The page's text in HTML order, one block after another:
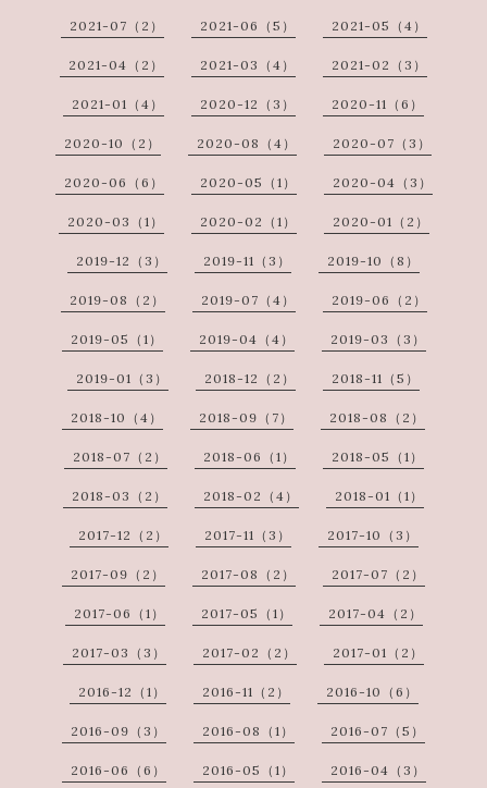
2021-07（2） 2021-06（5） 2021-05（4）
2021-04（2） 2021-03（4） 2021-02（3）
2021-01（4） 2020-12（3） 2020-11（6）
2020-10（2） 2020-08（4） 2020-07（3）
2020-06（6） 2020-05（1） 2020-04（3）
2020-03（1） 2020-02（1） 2020-01（2）
2019-12（3） 2019-11（3） 2019-10（8）
2019-08（2） 2019-07（4） 2019-06（2）
2019-05（1） 2019-04（4） 2019-03（3）
2019-01（3） 2018-12（2） 2018-11（5）
2018-10（4） 2018-09（7） 2018-08（2）
2018-07（2） 2018-06（1） 2018-05（1）
2018-03（2） 2018-02（4） 2018-01（1）
2017-12（2） 2017-11（3） 2017-10（3）
2017-09（2） 2017-08（2） 2017-07（2）
2017-06（1） 2017-05（1） 2017-04（2）
2017-03（3） 2017-02（2） 2017-01（2）
2016-12（1） 2016-11（2） 2016-10（6）
2016-09（3） 2016-08（1） 2016-07（5）
2016-06（6） 2016-05（1） 2016-04（3）